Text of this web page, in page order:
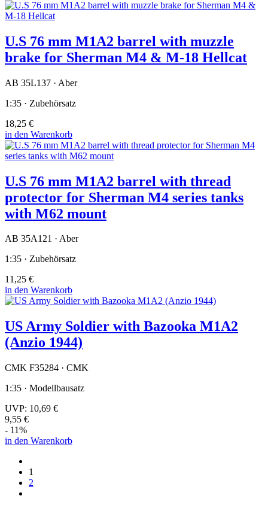
U.S 76 mm M1A2 barrel with muzzle
brake for Sherman M4 & M-18 Hellcat
AB 35L137 · Aber
1:35 · Zubehörsatz
18,25 €
in den Warenkorb
U.S 76 mm M1A2 barrel with thread
protector for Sherman M4 series tanks
with M62 mount
AB 35A121 · Aber
1:35 · Zubehörsatz
11,25 €
in den Warenkorb
US Army Soldier with Bazooka M1A2
(Anzio 1944)
CMK F35284 · CMK
1:35 · Modellbausatz
UVP: 10,69 €
9,55 €
- 11%
in den Warenkorb
1
2